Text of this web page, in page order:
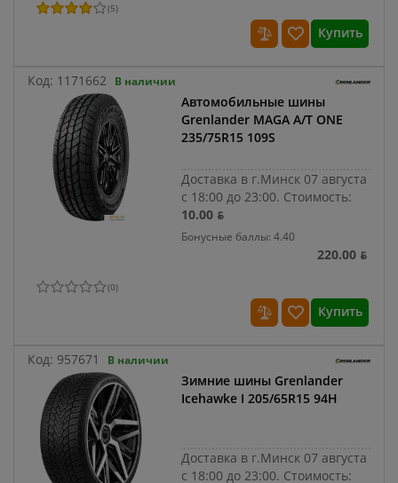
(5)
Купить
Код: 1171662 В наличии
Автомобильные шины
Grenlander MAGA A/T ONE
235/75R15 109S
Доставка в г.Минск 07 августа
с 18:00 до 23:00. Стоимость:
10.00 ƃ
Бонусные баллы: 4.40
220.00 ƃ
(0)
Купить
Код: 957671 В наличии
Зимние шины Grenlander
Icehawke I 205/65R15 94H
Доставка в г.Минск 07 августа
с 18:00 до 23:00. Стоимость: